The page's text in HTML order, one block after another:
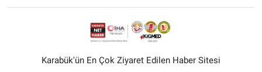
Karabük'ün En Çok Ziyaret Edilen Haber Sitesi